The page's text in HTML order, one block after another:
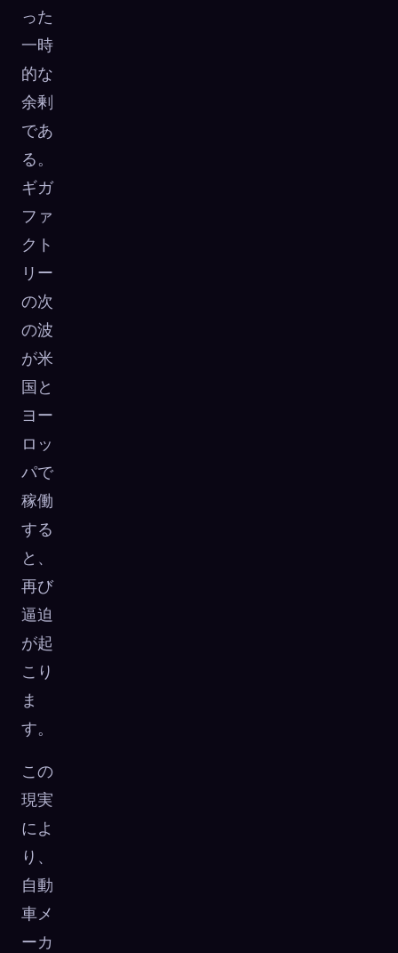
った
一時
的な
余剰
であ
る。
ギガ
ファ
クト
リー
の次
の波
が米
国と
ヨー
ロッ
パで
稼働
する
と、
再び
逼迫
が起
こり
ま
す。
この
現実
によ
り、
自動
車メ
ーカ